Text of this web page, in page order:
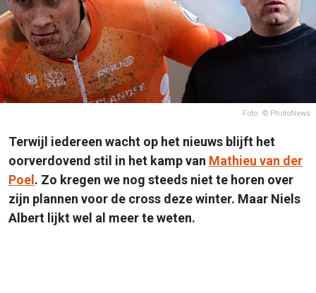
Foto: © PhotoNews
Terwijl iedereen wacht op het nieuws blijft het
oorverdovend stil in het kamp van Mathieu van der
Poel. Zo kregen we nog steeds niet te horen over
zijn plannen voor de cross deze winter. Maar Niels
Albert lijkt wel al meer te weten.